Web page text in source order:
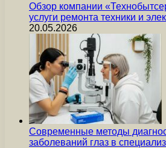
Обзор компании
услуги ремонта техники и
20.05.2026
Современные методы
заболеваний глаз в